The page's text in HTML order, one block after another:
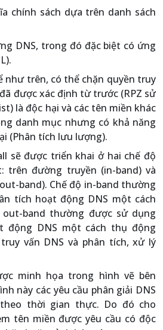
chính sách dựa trên danh sách
DNS, trong đó đặc biệt có ứng
như trên, có thể chặn quyền truy
được xác định từ trước (RPZ sử
là độc hại và các tên miền khác
danh mục nhưng có khả năng
(Phân tích lưu lượng).
sẽ được triển khai ở hai chế độ
trên đường truyền (in-band) và
band). Chế độ in-band thường
tích hoạt động DNS một cách
band thường được sử dụng
động DNS một cách thụ động
vấn DNS và phân tích, xử lý
minh họa trong hình vẽ bên
này các yêu cầu phân giải DNS
thời gian thực. Do đó cho
tên miền được yêu cầu có độc